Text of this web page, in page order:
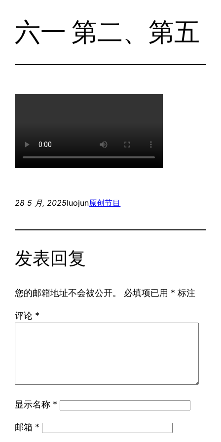
六一 第二、第五
28 5 月, 2025luojun原创节目
发表回复
您的邮箱地址不会被公开。 必填项已用 * 标注
评论 *
显示名称 *
邮箱 *